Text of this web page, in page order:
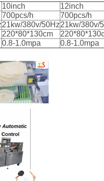
10inch
12inch
700pcs/h
700pcs/h
21kw/380v/50Hz21kw/380v/
220*80*130cm
0.8-1.0mpa 0.8-1.0mpa